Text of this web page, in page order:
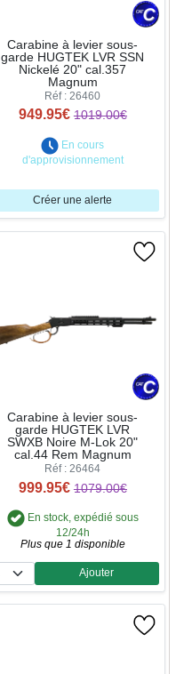
Carabine à levier sous-
garde HUGTEK LVR SSN
Nickelé 20" cal.357
Magnum
Réf : 26460
949.95€ 1019.00€
En cours
d'approvisionnement
Créer une alerte
Carabine à levier sous-
garde HUGTEK LVR
SWXB Noire M-Lok 20"
cal.44 Rem Magnum
Réf : 26464
999.95€ 1079.00€
En stock, expédié sous
12/24h
Plus que 1 disponible
Quantité
Ajouter